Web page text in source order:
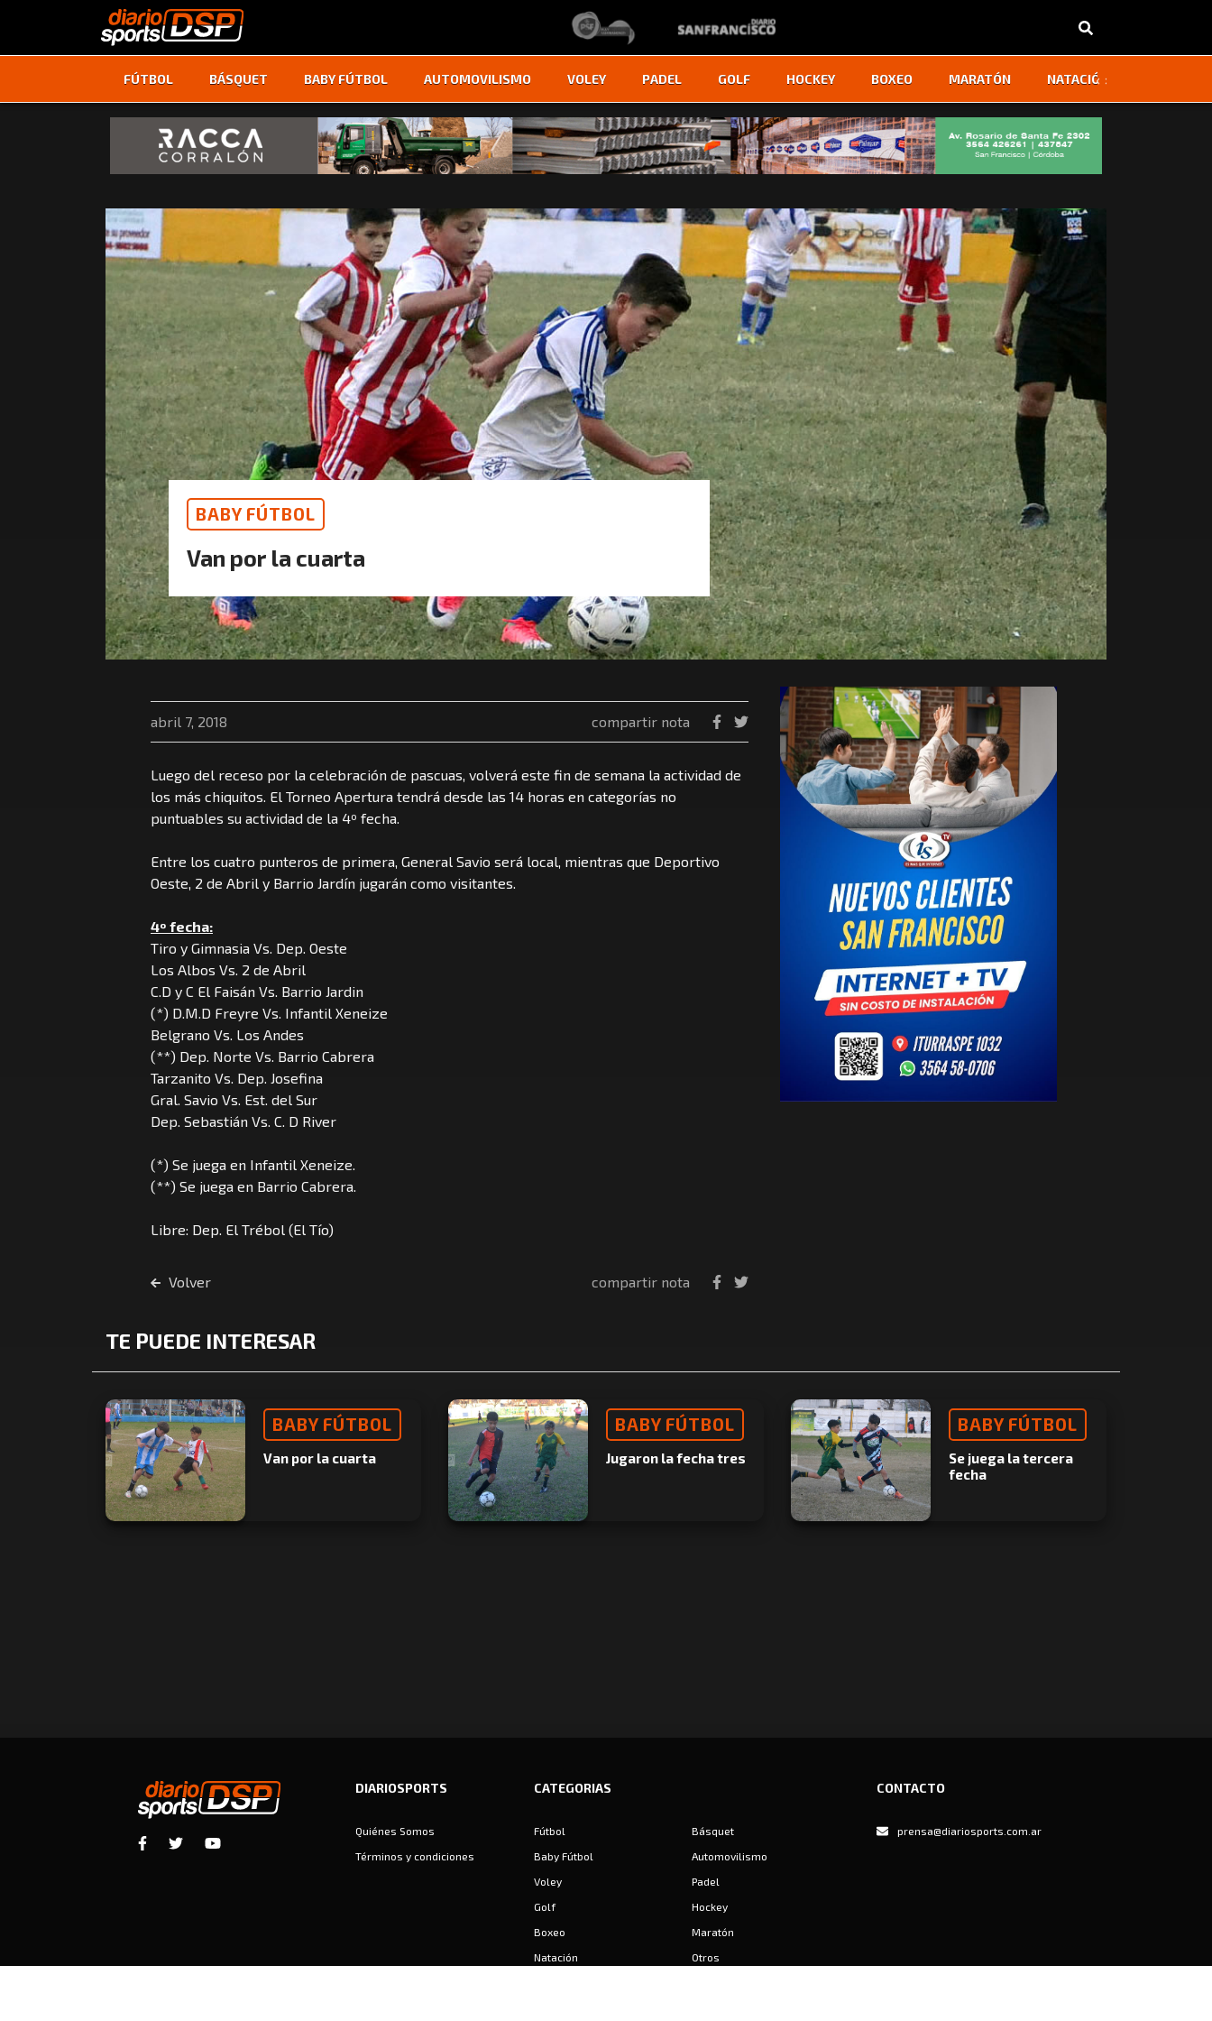
FÚTBOL BÁSQUET BABY FÚTBOL AUTOMOVILISMO VOLEY PADEL GOLF HOCKEY BOXEO MARATÓN NATACIÓN
‹ ›
BABY FÚTBOL
Van por la cuarta
abril 7, 2018 compartir nota
Luego del receso por la celebración de pascuas, volverá este fin de semana la actividad de
los más chiquitos. El Torneo Apertura tendrá desde las 14 horas en categorías no
puntuables su actividad de la 4º fecha.
Entre los cuatro punteros de primera, General Savio será local, mientras que Deportivo
Oeste, 2 de Abril y Barrio Jardín jugarán como visitantes.
4º fecha:
Tiro y Gimnasia Vs. Dep. Oeste
Los Albos Vs. 2 de Abril
C.D y C El Faisán Vs. Barrio Jardin
(*) D.M.D Freyre Vs. Infantil Xeneize
Belgrano Vs. Los Andes
(**) Dep. Norte Vs. Barrio Cabrera
Tarzanito Vs. Dep. Josefina
Gral. Savio Vs. Est. del Sur
Dep. Sebastián Vs. C. D River
(*) Se juega en Infantil Xeneize.
(**) Se juega en Barrio Cabrera.
Libre: Dep. El Trébol (El Tío)
Volver compartir nota
TE PUEDE INTERESAR
BABY FÚTBOL
Van por la cuarta
BABY FÚTBOL
Jugaron la fecha tres
BABY FÚTBOL
Se juega la tercera
fecha
DIARIOSPORTS
Quiénes Somos
Términos y condiciones
CATEGORIAS
Fútbol
Básquet
Baby Fútbol
Automovilismo
Voley
Padel
Golf
Hockey
Boxeo
Maratón
Natación
Otros
CONTACTO
prensa@diariosports.com.ar